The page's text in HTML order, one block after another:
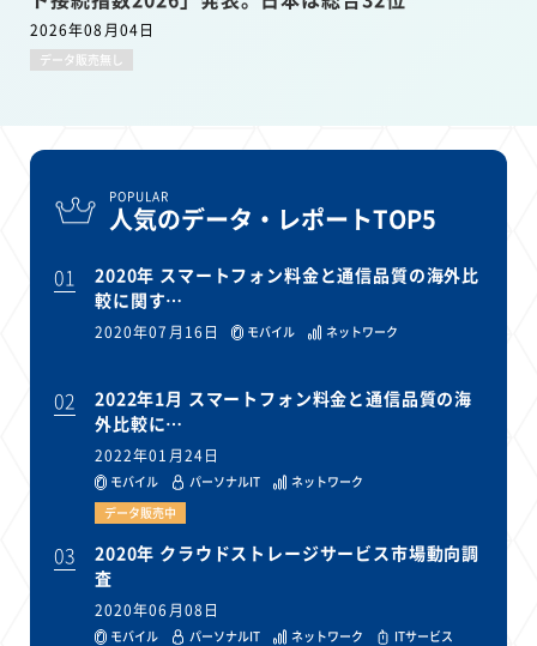
2026年08月04日
データ販売無し
POPULAR
人気のデータ・レポートTOP5
01
2020年 スマートフォン料金と通信品質の海外比
較に関す…
2020年07月16日 モバイル ネットワーク
02
2022年1月 スマートフォン料金と通信品質の海
外比較に…
2022年01月24日
モバイル パーソナルIT
ネットワーク
データ販売中
03
2020年 クラウドストレージサービス市場動向調
査
2020年06月08日
モバイル パーソナルIT ネットワーク
ITサービス